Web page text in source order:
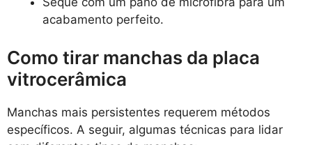
acabamento perfeito.
Como tirar manchas da placa
vitrocerâmica
Manchas mais persistentes requerem métodos
específicos. A seguir, algumas técnicas para lidar